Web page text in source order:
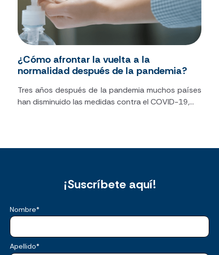
¿Cómo afrontar la vuelta a la
normalidad después de la pandemia?
Tres años después de la pandemia muchos países
han disminuido las medidas contra el COVID-19,...
¡Suscríbete aquí!
Nombre*
Apellido*